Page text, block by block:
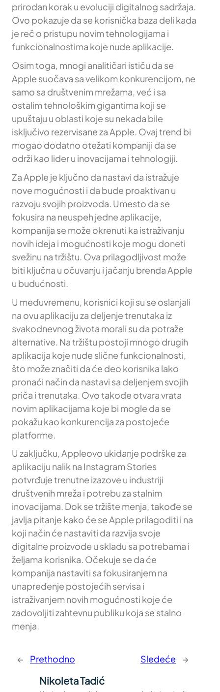
prirodan korak u evoluciji digitalnog sadržaja.
Ovo pokazuje da se korisnička baza deli kada
je reč o pristupu novim tehnologijama i
funkcionalnostima koje nude aplikacije.
Osim toga, mnogi analitičari ističu da se
Apple suočava sa velikom konkurencijom, ne
samo sa društvenim mrežama, već i sa
ostalim tehnološkim gigantima koji se
upuštaju u oblasti koje su nekada bile
isključivo rezervisane za Apple. Ovaj trend bi
mogao dodatno otežati kompaniji da se
održi kao lider u inovacijama i tehnologiji.
Za Apple je ključno da nastavi da istražuje
nove mogućnosti i da bude proaktivan u
razvoju svojih proizvoda. Umesto da se
fokusira na neuspeh jedne aplikacije,
kompanija se može okrenuti ka istraživanju
novih ideja i mogućnosti koje mogu doneti
svežinu na tržištu. Ova prilagodljivost može
biti ključna u očuvanju i jačanju brenda Apple
u budućnosti.
U međuvremenu, korisnici koji su se oslanjali
na ovu aplikaciju za deljenje trenutaka iz
svakodnevnog života morali su da potraže
alternative. Na tržištu postoji mnogo drugih
aplikacija koje nude slične funkcionalnosti,
što može značiti da će deo korisnika lako
pronaći način da nastavi sa deljenjem svojih
priča i trenutaka. Ovo takođe otvara vrata
novim aplikacijama koje bi mogle da se
pokažu kao konkurencija za postojeće
platforme.
U zaključku, Appleovo ukidanje podrške za
aplikaciju nalik na Instagram Stories
potvrđuje trenutne izazove u industriji
društvenih mreža i potrebu za stalnim
inovacijama. Dok se tržište menja, takođe se
javlja pitanje kako će se Apple prilagoditi i na
koji način će nastaviti da razvija svoje
digitalne proizvode u skladu sa potrebama i
željama korisnika. Očekuje se da će
kompanija nastaviti sa fokusiranjem na
unapređenje postojećih servisa i
istraživanjem novih mogućnosti koje će
zadovoljiti zahtevnu publiku koja se stalno
menja.
← Prethodno Sledeće →
Nikoleta Tadić